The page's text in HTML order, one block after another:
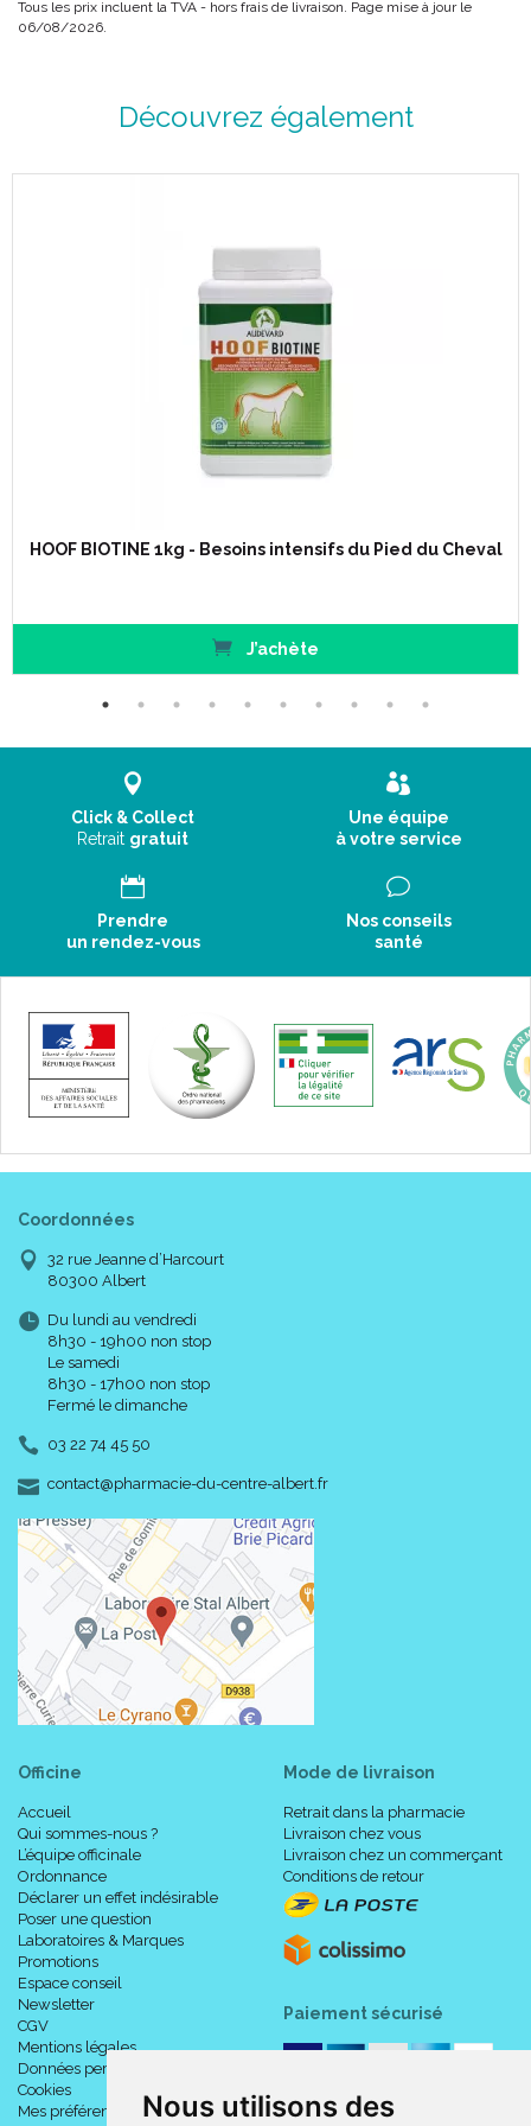
Nous utilisons des
Tous les prix incluent la TVA - hors frais de livraison. Page mise à jour le
06/08/2026.
Découvrez également
HOOF BIOTINE 1kg - Besoins intensifs du Pied du Cheval
J’achète
Click & Collect
Retrait gratuit
Une équipe
à votre service
Prendre
un rendez-vous
Nos conseils
santé
Coordonnées
32 rue Jeanne d’Harcourt
80300 Albert
Du lundi au vendredi
8h30 - 19h00 non stop
Le samedi
8h30 - 17h00 non stop
Fermé le dimanche
03 22 74 45 50
contact-
@-
pharmacie-du-centre-albert.fr
Officine
Accueil
Qui sommes-nous ?
L’équipe officinale
Ordonnance
Déclarer un effet indésirable
Poser une question
Laboratoires & Marques
Promotions
Espace conseil
Newsletter
CGV
Mentions légales
Données personnelles
Cookies
Mes préférences Cookies
Mode de livraison
Retrait dans la pharmacie
Livraison chez vous
Livraison chez un commerçant
Conditions de retour
Paiement sécurisé